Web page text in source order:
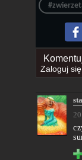
Zaloguj się